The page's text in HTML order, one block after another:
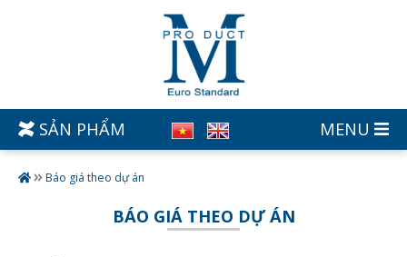
SẢN PHẨM MENU
Báo giá theo dự án
BÁO GIÁ THEO DỰ ÁN